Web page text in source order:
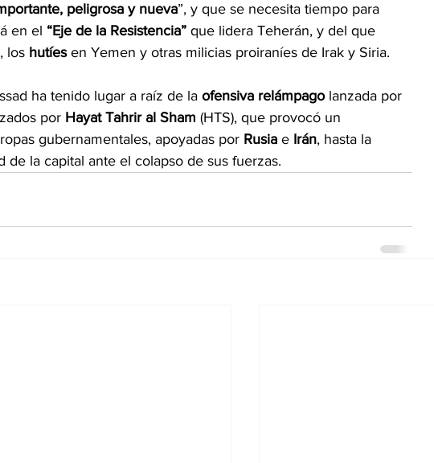
peligrosa y nueva”, y que se necesita tiempo para
en el “Eje de la Resistencia” que lidera Teherán, y del que
los hutíes en Yemen y otras milicias proiraníes de Irak y Siria.
ha tenido lugar a raíz de la ofensiva relámpago lanzada por
por Hayat Tahrir al Sham (HTS), que provocó un
gubernamentales, apoyadas por Rusia e Irán, hasta la
de la capital ante el colapso de sus fuerzas.